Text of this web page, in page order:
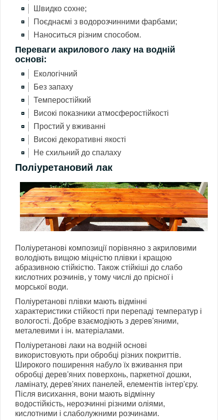
Швидко сохне;
Поєднаємі з водорозчинними фарбами;
Наноситься різним способом.
Переваги акрилового лаку на водній
основі:
Екологічний
Без запаху
Темперостійкий
Високі показники атмосферостійкості
Простий у вживанні
Високі декоративні якості
Не схильний до спалаху
Поліуретановий лак
Поліуретанові композиції порівняно з акриловими
володіють вищою міцністю плівки і кращою
абразивною стійкістю. Також стійкіші до слабо
кислотних розчинів, у тому числі до прісної і
морської води.
Поліуретанові плівки мають відмінні
характеристики стійкості при перепаді температур і
вологості. Добре взаємодіють з дерев'яними,
металевими і ін. матеріалами.
Поліуретанові лаки на водній основі
використовують при обробці різних покриттів.
Широкого поширення набуло їх вживання при
обробці дерев'яних поверхонь, паркетної дошки,
ламінату, дерев'яних панелей, елементів інтер'єру.
Після висихання, вони мають відмінну
водостійкість, нерозчинні різними оліями,
кислотними і слаболужними розчинами.